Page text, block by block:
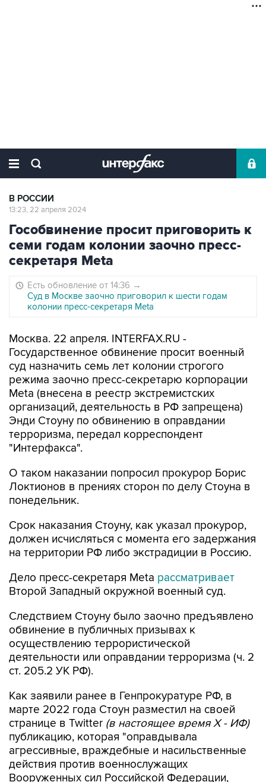
В РОССИИ
13:23, 22 апреля 2024
Гособвинение просит приговорить к
семи годам колонии заочно пресс-
секретаря Meta
Есть обновление от 14:36 →
Суд в Москве заочно приговорил к шести годам
колонии пресс-секретаря Meta
Москва. 22 апреля. INTERFAX.RU -
Государственное обвинение просит военный
суд назначить семь лет колонии строгого
режима заочно пресс-секретарю корпорации
Meta (внесена в реестр экстремистских
организаций, деятельность в РФ запрещена)
Энди Стоуну по обвинению в оправдании
терроризма, передал корреспондент
"Интерфакса".
О таком наказании попросил прокурор Борис
Локтионов в прениях сторон по делу Стоуна в
понедельник.
Срок наказания Стоуну, как указал прокурор,
должен исчисляться с момента его задержания
на территории РФ либо экстрадиции в Россию.
Дело пресс-секретаря Meta рассматривает
Второй Западный окружной военный суд.
Следствием Стоуну было заочно предъявлено
обвинение в публичных призывах к
осуществлению террористической
деятельности или оправдании терроризма (ч. 2
ст. 205.2 УК РФ).
Как заявили ранее в Генпрокуратуре РФ, в
марте 2022 года Стоун разместил на своей
странице в Twitter (в настоящее время X - ИФ)
публикацию, которая "оправдывала
агрессивные, враждебные и насильственные
действия против военнослужащих
Вооруженных сил Российской Федерации,